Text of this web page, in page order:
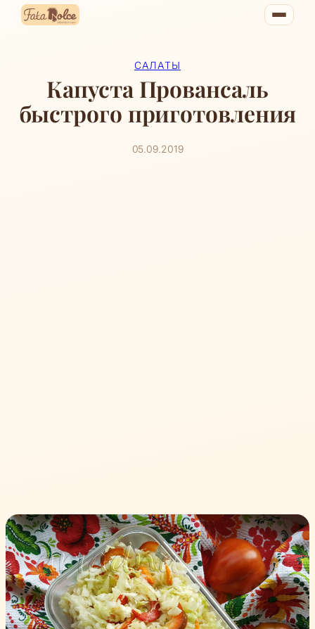
Перейти
САЛАТЫ
Капуста Провансаль
быстрого приготовления
05.09.2019